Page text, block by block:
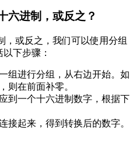
六进制，或反之？
，或反之，我们可以使用分组
下步骤：
组进行分组，从右边开始。如
则在前面补零。
到一个十六进制数字，根据下
接起来，得到转换后的数字。